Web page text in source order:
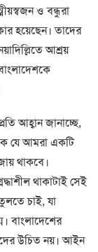
ও বন্ধুরা
হয়েছেন। তাদের
আশ্রয়
আহ্বান জানাচ্ছে,
যে আমরা একটি
থাকবে।
থাকাটাই সেই
চাই, যা
বাংলাদেশের
উচিত নয়। আইন